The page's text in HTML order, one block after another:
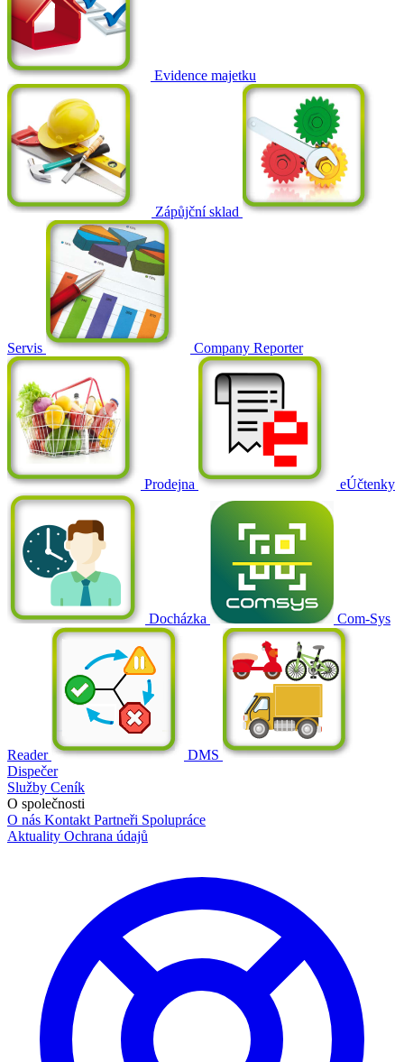
Evidence majetku
Zápůjční sklad
Servis Company Reporter
Prodejna eÚčtenky
Docházka Com-Sys
Reader
DMS
Dispečer
Služby Ceník
O společnosti
O nás Kontakt Partneři Spolupráce
Aktuality Ochrana údajů